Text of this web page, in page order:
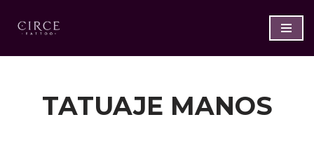
Saltar
al
TATUAJE MANOS